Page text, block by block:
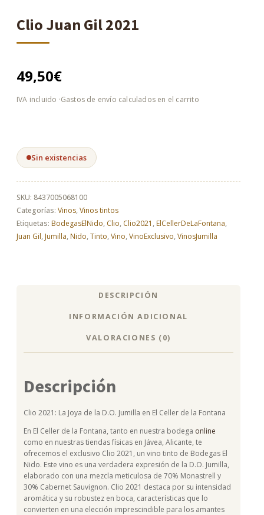
Clio Juan Gil 2021
49,50€
Sin existencias
SKU: 8437005068100
Categorías: Vinos,Vinos tintos
Etiquetas: BodegasElNido, Clio, Clio2021 , ElCellerDeLaFontana,
Juan Gil, Jumilla, Nido,Tinto,Vino,VinoExclusivo,VinosJumilla
DESCRIPCIÓN
INFORMACIÓN ADICIONAL
VALORACIONES (0)
Descripción
Clio 2021: La Joya de la D.O. Jumilla en El Celler de la Fontana
En El Celler de la Fontana, tanto en nuestra bodega online
como en nuestras tiendas físicas en Jávea, Alicante, te
ofrecemos el exclusivo Clio 2021, un vino tinto de Bodegas El
Nido. Este vino es una verdadera expresión de la D.O. Jumilla,
elaborado con una mezcla meticulosa de 70% Monastrell y
30% Cabernet Sauvignon. Clio 2021 destaca por su intensidad
aromática y su robustez en boca, características que lo
convierten en una elección imprescindible para los amantes